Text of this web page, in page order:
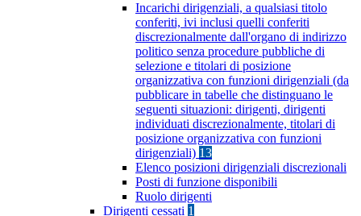
Incarichi dirigenziali, a qualsiasi titolo
conferiti, ivi inclusi quelli conferiti
discrezionalmente dall'organo di indirizzo
politico senza procedure pubbliche di
selezione e titolari di posizione
organizzativa con funzioni dirigenziali (da
pubblicare in tabelle che distinguano le
seguenti situazioni: dirigenti, dirigenti
individuati discrezionalmente, titolari di
posizione organizzativa con funzioni
dirigenziali) 13
Elenco posizioni dirigenziali discrezionali
Posti di funzione disponibili
Ruolo dirigenti
Dirigenti cessati 1